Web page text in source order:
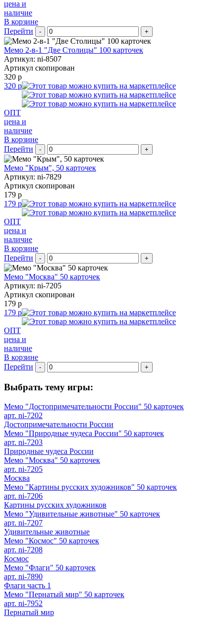
цена и
наличие
В корзине
Перейти
- +
Мемо 2-в-1 "Две Столицы" 100 карточек
Артикул: ni-8507
Артикул скопирован
320 р
320 р
ОПТ
цена и
наличие
В корзине
Перейти
- +
Мемо "Крым", 50 карточек
Артикул: ni-7829
Артикул скопирован
179 р
179 р
ОПТ
цена и
наличие
В корзине
Перейти
- +
Мемо "Москва" 50 карточек
Артикул: ni-7205
Артикул скопирован
179 р
179 р
ОПТ
цена и
наличие
В корзине
Перейти
- +
Выбрать тему игры:
Мемо "Достопримечательности России" 50 карточек
арт. ni-7202
Достопримечательности России
Мемо "Природные чудеса России" 50 карточек
арт. ni-7203
Природные чудеса России
Мемо "Москва" 50 карточек
арт. ni-7205
Москва
Мемо "Картины русских художников" 50 карточек
арт. ni-7206
Картины русских художников
Мемо "Удивительные животные" 50 карточек
арт. ni-7207
Удивительные животные
Мемо "Космос" 50 карточек
арт. ni-7208
Космос
Мемо "Флаги" 50 карточек
арт. ni-7890
Флаги часть 1
Мемо "Пернатый мир" 50 карточек
арт. ni-7952
Пернатый мир